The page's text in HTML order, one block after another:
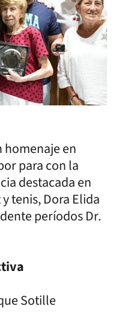
homenaje en
para con la
destacada en
tenis, Dora Elida
períodos Dr.
Sotille